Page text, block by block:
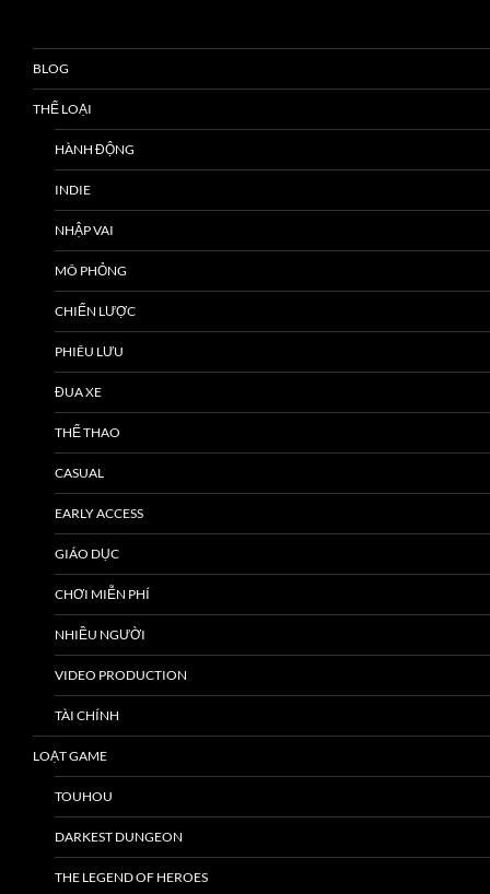
BLOG
THỂ LOẠI
HÀNH ĐỘNG
INDIE
NHẬP VAI
MÔ PHỎNG
CHIẾN LƯỢC
PHIÊU LƯU
ĐUA XE
THỂ THAO
CASUAL
EARLY ACCESS
GIÁO DỤC
CHƠI MIỄN PHÍ
NHIỀU NGƯỜI
VIDEO PRODUCTION
TÀI CHÍNH
LOẠT GAME
TOUHOU
DARKEST DUNGEON
THE LEGEND OF HEROES